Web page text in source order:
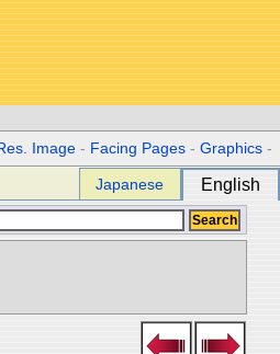
Image - Facing Pages -Graphics -
Japanese English